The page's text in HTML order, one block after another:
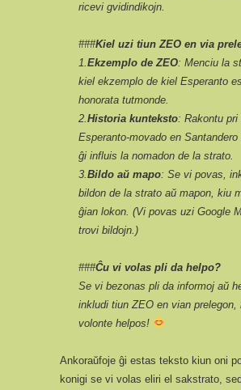
ricevi gvidindikojn.
###Kiel uzi tiun ZEO en via
1.Ekzemplo de ZEO: Menciu la
kiel ekzemplo de kiel Esperanto
honorata tutmonde.
2.Historia kunteksto: Rakontu pri
Esperanto-movado en
ĝi influis la nomadon de la strato.
3.Bildo aŭ mapo: Se vi povas,
bildon de la strato aŭ mapon, kiu
ĝian lokon. (Vi povas uzi Google
trovi bildojn.)
###Ĉu vi volas pli da helpo?
Se vi bezonas pli da informoj aŭ
inkludi tiun ZEO en vian prelegon,
volonte helpos!
Ankoraŭfoje ĝi estas teksto kiun oni
konigi se vi volas eliri el sakstrato,